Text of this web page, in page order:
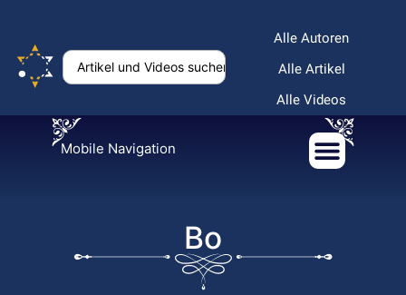
Alle Autoren
Alle Artikel
Alle Videos
Mobile Navigation
Bo